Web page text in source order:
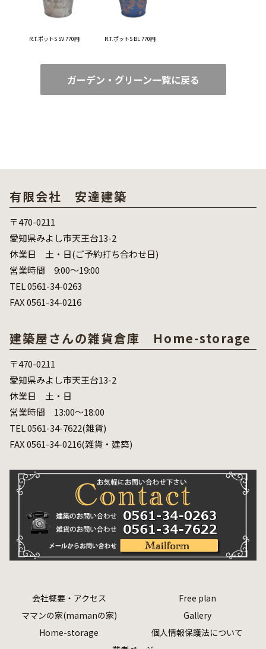
R.T.ポットS SV 770円 R.T.ポットS BL 770円
ガーデン・グリーン一覧に戻る
有限会社 安達建築
〒470-0211
愛知県みよし市天王台13-2
休業日 土・日(ご予約打ち合わせ日)
営業時間 9:00～19:00
TEL 0561-34-0263
FAX 0561-34-0216
建築屋さんの雑貨倉庫 Home-storage
〒470-0211
愛知県みよし市天王台13-2
休業日 土・日
営業時間 13:00～18:00
TEL 0561-34-7622(雑貨)
FAX 0561-34-0216(雑貨・建築)
会社概要・アクセス
Free plan
ママンの家(mamanの家)
Gallery
Home-storage
個人情報保護法について